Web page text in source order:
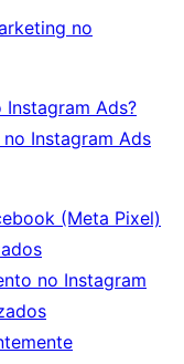
no
Instagram Ads?
Instagram Ads
(Meta Pixel)
no Instagram